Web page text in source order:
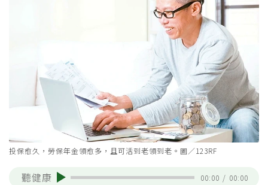
投保愈久，勞保年金領愈多，且可活到老領到老。圖／123RF
聽健康 00:00 / 00:00